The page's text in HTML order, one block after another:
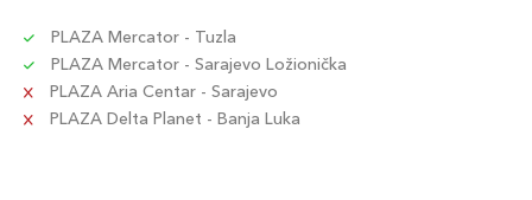
PLAZA Mercator - Tuzla
PLAZA Mercator - Sarajevo Ložionička
PLAZA Aria Centar - Sarajevo
PLAZA Delta Planet - Banja Luka